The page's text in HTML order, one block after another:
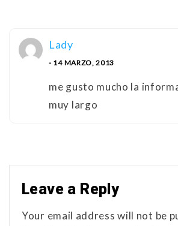
Lady
- 14 MARZO, 2013
me gusto mucho la
muy largo
Leave a Reply
Your email address will not be